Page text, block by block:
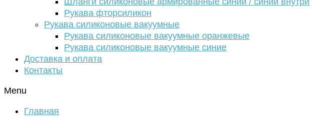
Рукава фторсиликон
Рукава силиконовые вакуумные
Рукава силиконовые вакуумные оранжевые
Рукава силиконовые вакуумные синие
Доставка и оплата
Контакты
Menu
Главная